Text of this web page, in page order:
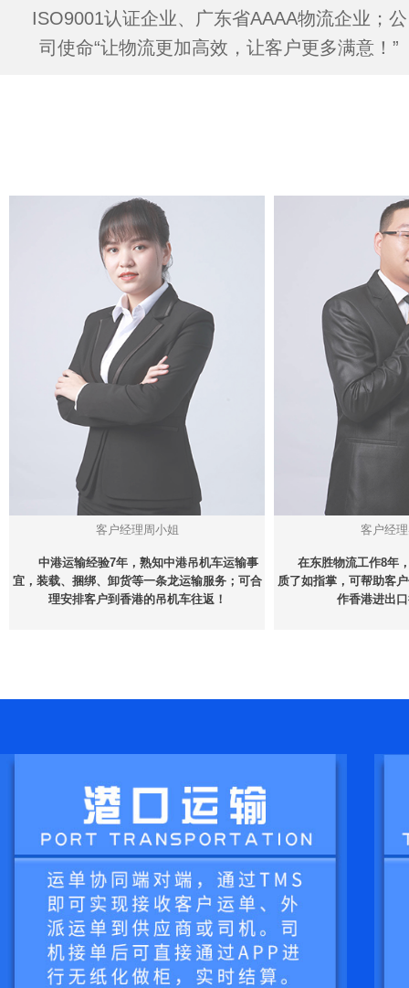
ISO9001认证企业、广东省AAAA物流企业；公
司使命“让物流更加高效，让客户更多满意！”
客户经理周小姐
中港运输经验7年，熟知中港吊机车运输事
宜，装载、捆绑、卸货等一条龙运输服务；可合
理安排客户到香港的吊机车往返！
客户经
在东胜物流工作8年
质了如指掌，可帮助客
作香港进出